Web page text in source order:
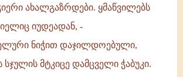
ახალგაზრდები. ყმაწვილებს
იუდეადან, -
ნიჭით დაჯილდოებული,
მტკიცე დამცველი ჭაბუკი.